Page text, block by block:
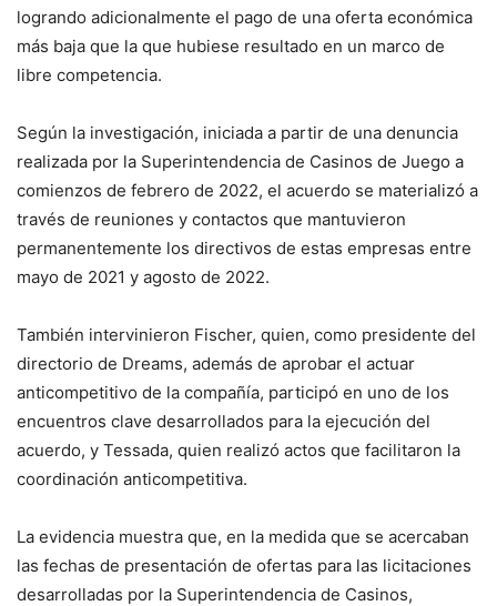
logrando adicionalmente el pago de una oferta económica
más baja que la que hubiese resultado en un marco de
libre competencia.
Según la investigación, iniciada a partir de una denuncia
realizada por la Superintendencia de Casinos de Juego a
comienzos de febrero de 2022, el acuerdo se materializó a
través de reuniones y contactos que mantuvieron
permanentemente los directivos de estas empresas entre
mayo de 2021 y agosto de 2022.
También intervinieron Fischer, quien, como presidente del
directorio de Dreams, además de aprobar el actuar
anticompetitivo de la compañía, participó en uno de los
encuentros clave desarrollados para la ejecución del
acuerdo, y Tessada, quien realizó actos que facilitaron la
coordinación anticompetitiva.
La evidencia muestra que, en la medida que se acercaban
las fechas de presentación de ofertas para las licitaciones
desarrolladas por la Superintendencia de Casinos,